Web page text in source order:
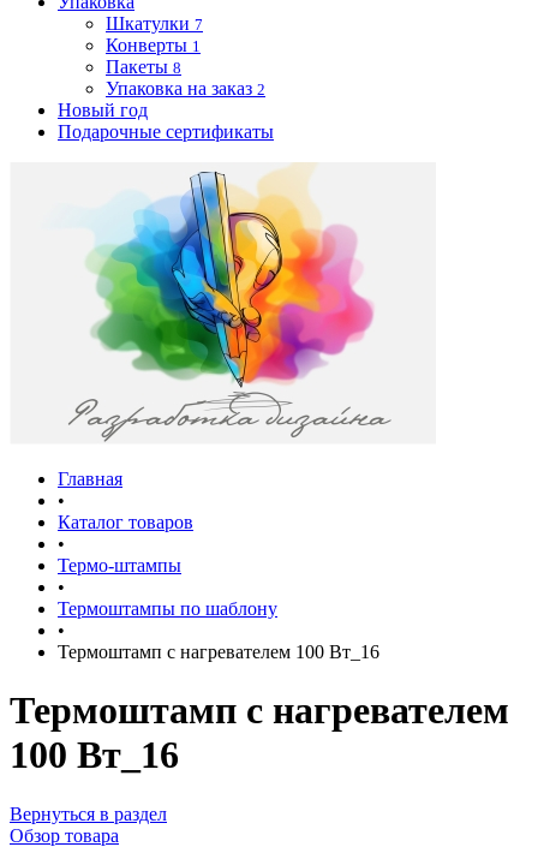
Шкатулки 7
Конверты 1
Пакеты 8
Упаковка на заказ 2
Новый год
Подарочные сертификаты
Главная
•
Каталог товаров
•
Термо-штампы
•
Термоштампы по шаблону
•
Термоштамп с нагревателем 100 Вт_16
Термоштамп с нагревателем
100 Вт_16
Вернуться в раздел
Обзор товара